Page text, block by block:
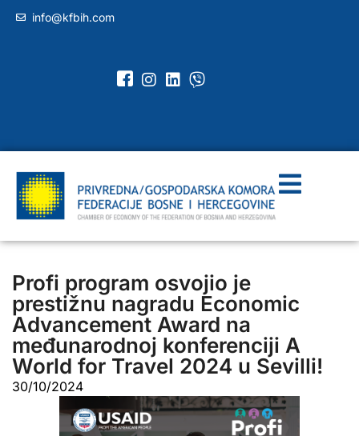
info@kfbih.com
Profi program osvojio je
prestižnu nagradu Economic
Advancement Award na
međunarodnoj konferenciji A
World for Travel 2024 u Sevilli!
30/10/2024